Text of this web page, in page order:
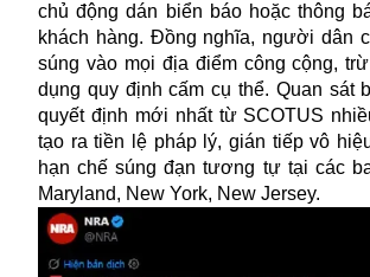
chủ động dán biển báo hoặc thông
khách hàng. Đồng nghĩa, người dân
súng vào mọi địa điểm công cộng,
dụng quy định cấm cụ thể. Quan sát
quyết định mới nhất từ SCOTUS
tạo ra tiền lệ pháp lý, gián tiếp vô
hạn chế súng đạn tương tự tại các
Maryland, New York, New Jersey.